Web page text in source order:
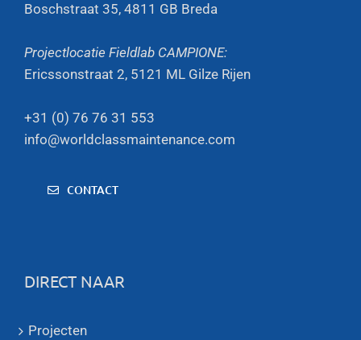
Boschstraat 35, 4811 GB Breda
Projectlocatie Fieldlab CAMPIONE:
Ericssonstraat 2, 5121 ML Gilze Rijen
+31 (0) 76 76 31 553
info@worldclassmaintenance.com
CONTACT
DIRECT NAAR
Projecten